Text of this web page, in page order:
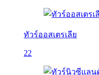
ทัวร์ออสเตรเลีย
22